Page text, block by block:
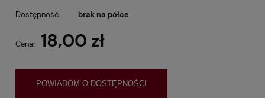
Dostępność: brak na półce
Cena: 18,00 zł
POWIADOM O DOSTĘPNOŚCI